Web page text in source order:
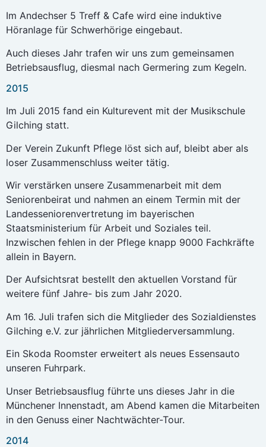
Im Andechser 5 Treff & Cafe wird eine induktive
Höranlage für Schwerhörige eingebaut.
Auch dieses Jahr trafen wir uns zum gemeinsamen
Betriebsausflug, diesmal nach Germering zum Kegeln.
2015
Im Juli 2015 fand ein Kulturevent mit der Musikschule
Gilching statt.
Der Verein Zukunft Pflege löst sich auf, bleibt aber als
loser Zusammenschluss weiter tätig.
Wir verstärken unsere Zusammenarbeit mit dem
Seniorenbeirat und nahmen an einem Termin mit der
Landesseniorenvertretung im bayerischen
Staatsministerium für Arbeit und Soziales teil.
Inzwischen fehlen in der Pflege knapp 9000 Fachkräfte
allein in Bayern.
Der Aufsichtsrat bestellt den aktuellen Vorstand für
weitere fünf Jahre- bis zum Jahr 2020.
Am 16. Juli trafen sich die Mitglieder des Sozialdienstes
Gilching e.V. zur jährlichen Mitgliederversammlung.
Ein Skoda Roomster erweitert als neues Essensauto
unseren Fuhrpark.
Unser Betriebsausflug führte uns dieses Jahr in die
Münchener Innenstadt, am Abend kamen die Mitarbeiten
in den Genuss einer Nachtwächter-Tour.
2014